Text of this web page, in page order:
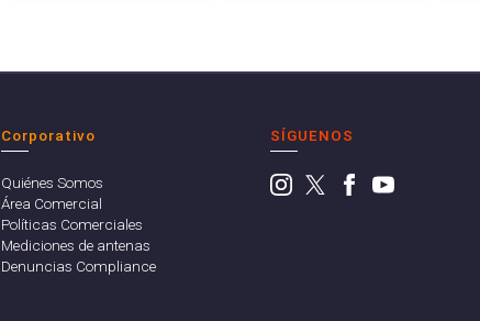
Corporativo
Quiénes Somos
Área Comercial
Políticas Comerciales
Mediciones de antenas
Denuncias Compliance
SÍGUENOS